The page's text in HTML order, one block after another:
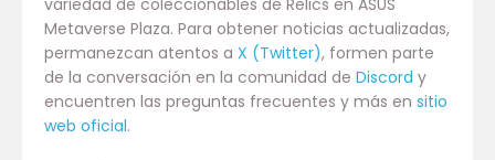
variedad de coleccionables de Relics en ASUS
Metaverse Plaza. Para obtener noticias actualizadas,
permanezcan atentos a X (Twitter), formen parte
de la conversación en la comunidad de Discord y
encuentren las preguntas frecuentes y más en sitio
web oficial.